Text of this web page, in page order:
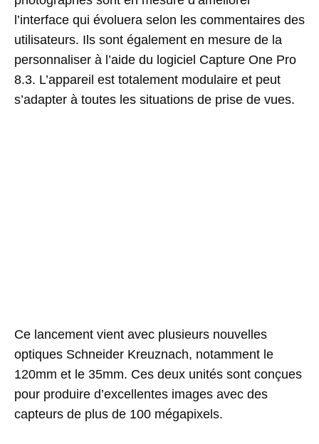
l’interface qui évoluera selon les commentaires des
utilisateurs. Ils sont également en mesure de la
personnaliser à l’aide du logiciel Capture One Pro
8.3. L’appareil est totalement modulaire et peut
s’adapter à toutes les situations de prise de vues.
Ce lancement vient avec plusieurs nouvelles
optiques Schneider Kreuznach, notamment le
120mm et le 35mm. Ces deux unités sont conçues
pour produire d’excellentes images avec des
capteurs de plus de 100 mégapixels.